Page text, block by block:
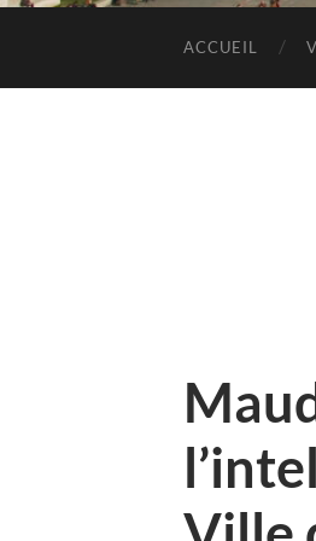
ACCUEIL